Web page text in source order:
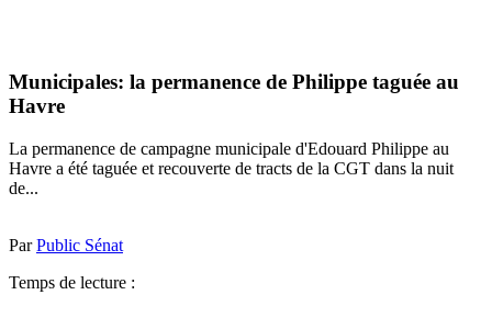
Municipales: la permanence de Philippe taguée au
Havre
La permanence de campagne municipale d'Edouard Philippe au
Havre a été taguée et recouverte de tracts de la CGT dans la nuit
de...
ParPublic Sénat
Temps de lecture :